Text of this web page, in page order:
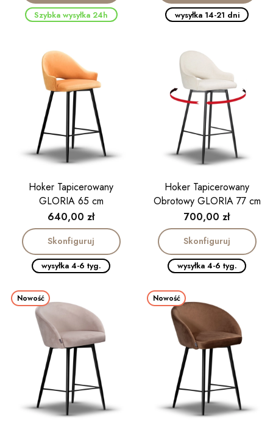
Szybka wysyłka 24h wysyłka 14-21 dni
Hoker Tapicerowany
GLORIA 65 cm
Cena
640,00 zł
Skonfiguruj
wysyłka 4-6 tyg.
Hoker Tapicerowany
Obrotowy GLORIA 77 cm
Cena
700,00 zł
Skonfiguruj
wysyłka 4-6 tyg.
Nowość Nowość